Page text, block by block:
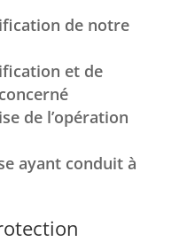
de notre
et de
de l’opération
ayant conduit à